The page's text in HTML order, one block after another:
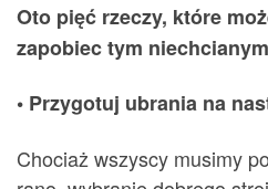
Oto pięć rzeczy, które
zapobiec tym
• Przygotuj ubrania na
Chociaż wszyscy musimy